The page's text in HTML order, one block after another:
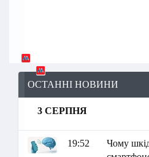
ОСТАННІ НОВИНИ
3 СЕРПНЯ
19:52
Чому